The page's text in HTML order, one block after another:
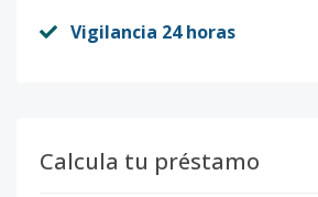
Vigilancia 24 horas
Calcula tu préstamo